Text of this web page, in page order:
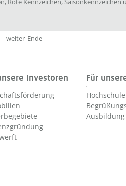
weiter Ende
Investoren Für
Ausbildung